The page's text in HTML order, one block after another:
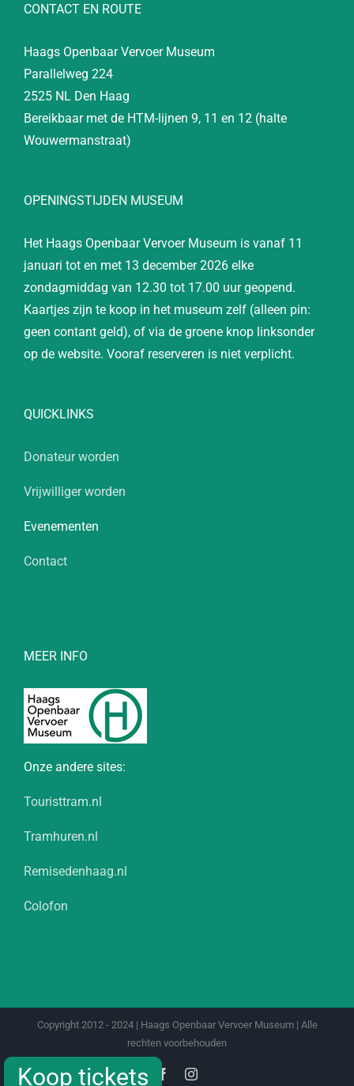
CONTACT EN ROUTE
Haags Openbaar Vervoer Museum
Parallelweg 224
2525 NL Den Haag
Bereikbaar met de HTM-lijnen 9, 11 en 12 (halte
Wouwermanstraat)
OPENINGSTIJDEN MUSEUM
Het Haags Openbaar Vervoer Museum is vanaf 11
januari tot en met 13 december 2026 elke
zondagmiddag van 12.30 tot 17.00 uur geopend.
Kaartjes zijn te koop in het museum zelf (alleen pin:
geen contant geld), of via de groene knop linksonder
op de website. Vooraf reserveren is niet verplicht.
QUICKLINKS
Donateur worden
Vrijwilliger worden
Evenementen
Contact
MEER INFO
Onze andere sites:
Touristtram.nl
Tramhuren.nl
Remisedenhaag.nl
Colofon
Copyright 2012 - 2024 | Haags Openbaar Vervoer Museum | Alle
rechten voorbehouden
FacebookInstagram
Koop tickets
Koop tickets